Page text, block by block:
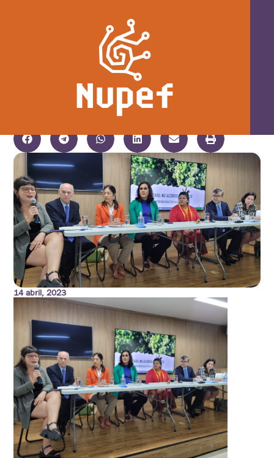
Representantes do governo, do
Parlamento e da sociedade civil se
unem por #EscazúAgora
14 abril, 2023